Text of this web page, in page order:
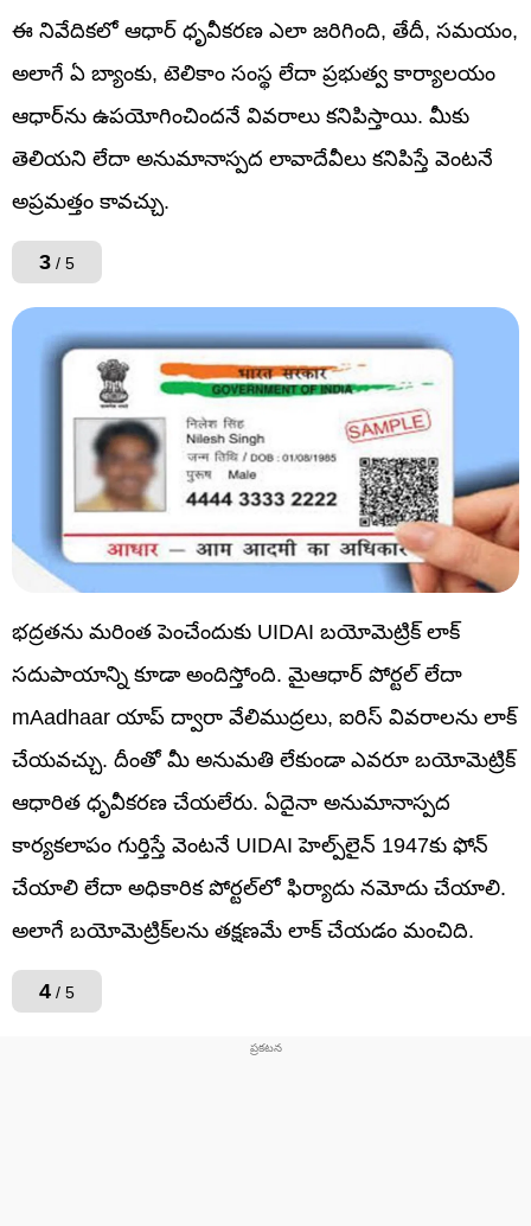
ఈ నివేదికలో ఆధార్‌ ధృవీకరణ ఎలా జరిగింది, తేదీ, సమయం,
అలాగే ఏ బ్యాంకు, టెలికాం సంస్థ లేదా ప్రభుత్వ కార్యాలయం
ఆధార్‌ను ఉపయోగించిందనే వివరాలు కనిపిస్తాయి. మీకు
తెలియని లేదా అనుమానాస్పద లావాదేవీలు కనిపిస్తే వెంటనే
అప్రమత్తం కావచ్చు.
3 / 5
భద్రతను మరింత పెంచేందుకు UIDAI బయోమెట్రిక్‌ లాక్‌
సదుపాయాన్ని కూడా అందిస్తోంది. మైఆధార్‌ పోర్టల్‌ లేదా
mAadhaar యాప్‌ ద్వారా వేలిముద్రలు, ఐరిస్‌ వివరాలను లాక్‌
చేయవచ్చు. దీంతో మీ అనుమతి లేకుండా ఎవరూ బయోమెట్రిక్‌
ఆధారిత ధృవీకరణ చేయలేరు. ఏదైనా అనుమానాస్పద
కార్యకలాపం గుర్తిస్తే వెంటనే UIDAI హెల్ప్‌లైన్‌ 1947కు ఫోన్‌
చేయాలి లేదా అధికారిక పోర్టల్‌లో ఫిర్యాదు నమోదు చేయాలి.
అలాగే బయోమెట్రిక్‌లను తక్షణమే లాక్‌ చేయడం మంచిది.
4 / 5